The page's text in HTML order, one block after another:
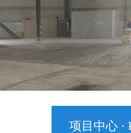
项目中心 ·